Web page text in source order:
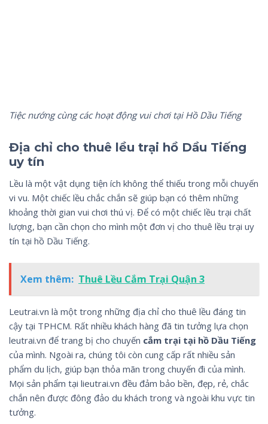
Tiệc nướng cùng các hoạt động vui chơi tại Hồ Dầu Tiếng
Địa chỉ cho thuê lều trại hồ Dầu Tiếng
uy tín
Lều là một vật dụng tiện ích không thể thiếu trong mỗi chuyến
vi vu. Một chiếc lều chắc chắn sẽ giúp bạn có thêm những
khoảng thời gian vui chơi thú vị. Để có một chiếc lều trại chất
lượng, bạn cần chọn cho mình một đơn vị cho thuê lều trại uy
tín tại hồ Dầu Tiếng.
Xem thêm: Thuê Lều Cắm Trại Quận 3
Leutrai.vn là một trong những địa chỉ cho thuê lều đáng tin
cậy tại TPHCM. Rất nhiều khách hàng đã tin tưởng lựa chọn
leutrai.vn để trang bị cho chuyến cắm trại tại hồ Dầu Tiếng
của mình. Ngoài ra, chúng tôi còn cung cấp rất nhiều sản
phẩm du lịch, giúp bạn thỏa mãn trong chuyến đi của mình.
Mọi sản phẩm tại lieutrai.vn đều đảm bảo bền, đẹp, rẻ, chắc
chắn nên được đông đảo du khách trong và ngoài khu vực tin
tưởng.